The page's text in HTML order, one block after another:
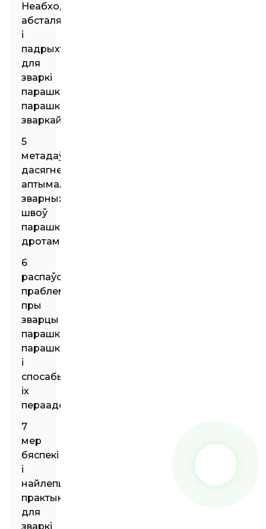
Неабходнае
абсталяванне
і
падрыхтоўка
для
зваркі
парашковай
парашковай
зваркай
5
метадаў
дасягнення
аптымальных
зварных
швоў
парашковым
дротам
6
распаўсюджаных
праблем
пры
зварцы
парашковай
парашком
і
спосабы
іх
пераадолення
7
мер
бяспекі
і
найлепшыя
практыкі
для
зваркі